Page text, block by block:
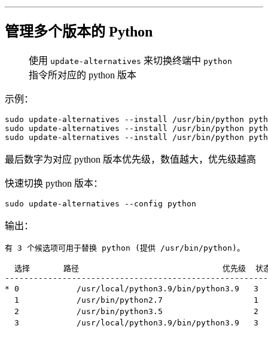
管理多个版本的 Python
使用 update-alternatives 来切换终端中 python
指令所对应的 python 版本
示例：
sudo update-alternatives --install /usr/bin/python
sudo update-alternatives --install /usr/bin/python
sudo update-alternatives --install /usr/bin/python
最后数字为对应 python 版本优先级，数值越大，优先级越高
快速切换 python 版本：
sudo update-alternatives --config python
输出：
有 3 个候选项可用于替换 python ( 提供 /usr/bin/python ) 。
选择       路径                              优先级  状
* 0
            /usr/local/python3.9/bin/python3.9
3
1
            /usr/bin/python2.7
1
2
            /usr/bin/python3.5
2
3
            /usr/local/python3.9/bin/python3.9
3